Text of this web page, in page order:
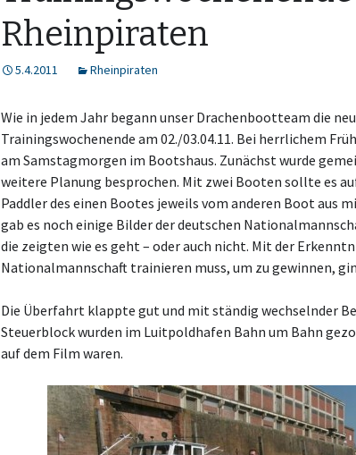
Rheinpiraten
5.4.2011 Rheinpiraten
Wie in jedem Jahr begann unser Drachenbootteam die
Trainingswochenende am 02./03.04.11. Bei herrlichem
am Samstagmorgen im Bootshaus. Zunächst wurde
weitere Planung besprochen. Mit zwei Booten sollte es
Paddler des einen Bootes jeweils vom anderen Boot aus
gab es noch einige Bilder der deutschen
die zeigten wie es geht – oder auch nicht. Mit der
Nationalmannschaft trainieren muss, um zu gewinnen,
Die Überfahrt klappte gut und mit ständig wechselnder
Steuerblock wurden im Luitpoldhafen Bahn um Bahn
auf dem Film waren.